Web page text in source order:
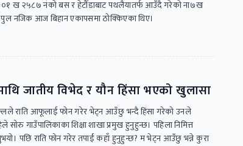
ख २५८७ नंको बस र हेटौँडाबाट पथलैयातर्फ आउँदै गरेको ना७ख
नजिक आज बिहान एकापसमा ठोक्किएका थिए।
जातीय विभेद र यौन हिंसा भएको खुलासा
राति आफूलाई फोन गरेर भेट्न आउँछु भन्दै हिंसा गरेको उनले
सोरु गाउँपालिकाका शिक्षा शाखा प्रमुख हुनुहुन्छ। पहिला निमित्त
पछि राति फोन गरेर तपाईं कहाँ हुनुहुन्छ? म भेट्न आउँछु भन्ने कुरा